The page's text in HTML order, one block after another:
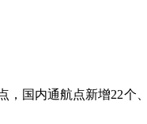
国内通航点新增22个